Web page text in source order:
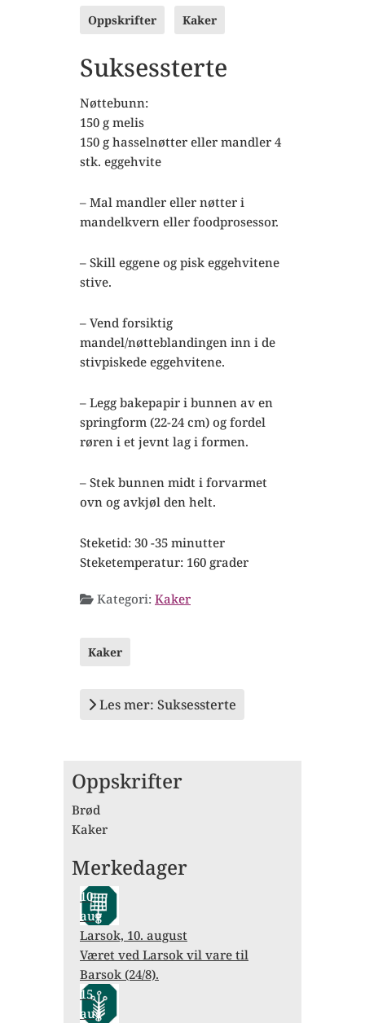
Oppskrifter Kaker
Suksessterte
Nøttebunn:
150 g melis
150 g hasselnøtter eller mandler 4
stk. eggehvite
– Mal mandler eller nøtter i
mandelkvern eller foodprosessor.
– Skill eggene og pisk eggehvitene
stive.
– Vend forsiktig
mandel/nøtteblandingen inn i de
stivpiskede eggehvitene.
– Legg bakepapir i bunnen av en
springform (22-24 cm) og fordel
røren i et jevnt lag i formen.
– Stek bunnen midt i forvarmet
ovn og avkjøl den helt.
Steketid: 30 -35 minutter
Steketemperatur: 160 grader
Kategori: Kaker
Kaker
Les mer: Suksessterte
Oppskrifter
Brød
Kaker
Merkedager
10
aug
Larsok, 10. august
Været ved Larsok vil vare til
Barsok (24/8).
15
aug